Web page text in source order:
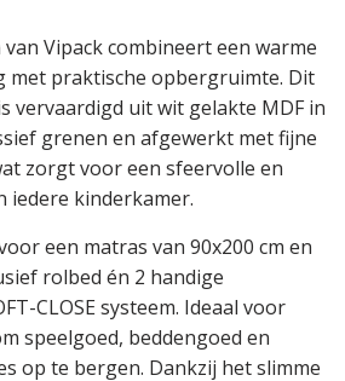
Vipack combineert een warme
met praktische opbergruimte. Dit
vervaardigd uit wit gelakte MDF in
grenen en afgewerkt met fijne
zorgt voor een sfeervolle en
kinderkamer.
een matras van 90x200 cm en
rolbed én 2 handige
CLOSE systeem. Ideaal voor
speelgoed, beddengoed en
op te bergen. Dankzij het slimme